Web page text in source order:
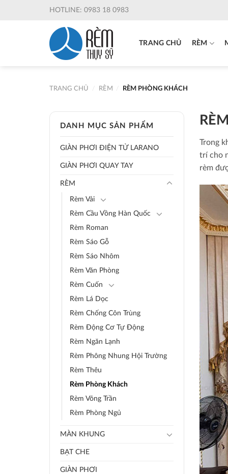
HOTLINE: 0983 18 0983
TRANG CHỦ RÈM
TRANG CHỦ RÈM RÈM PHÒNG KHÁCH
DANH MỤC SẢN PHẨM
GIÀN PHƠI ĐIỆN TỬ LARANO
GIÀN PHƠI QUAY TAY
RÈM
Rèm Vải
Rèm Cầu Vồng Hàn Quốc
Rèm Roman
Rèm Sáo Gỗ
Rèm Sáo Nhôm
Rèm Văn Phòng
Rèm Cuốn
Rèm Lá Dọc
Rèm Chống Côn Trùng
Rèm Động Cơ Tự Động
Rèm Ngăn Lạnh
Rèm Phông Nhung Hội Trường
Rèm Thêu
Rèm Phòng Khách
Rèm Võng Trần
Rèm Phòng Ngủ
MÀN KHUNG
BẠT CHE
GIÀN PHƠI
Trong
trí cho
rèm